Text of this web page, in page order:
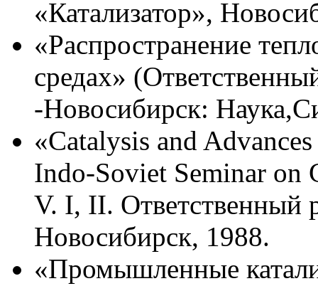
«Катализатор»,
«Распространение
средах»
-Новосибирск:
«Catalysis and
Indo-Soviet Seminar on
V. I, II. Ответственный
Новосибирск, 1988.
«Промышленные